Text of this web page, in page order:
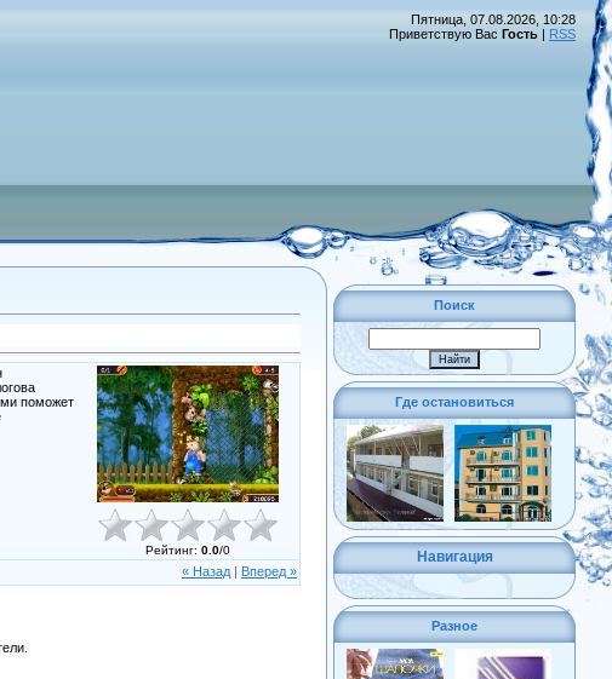
Пятница, 07.08.2026, 10:28
Приветствую Вас Гость | RSS
поможет
Рейтинг: 0.0/0
« Назад Вперед »
Поиск
Где остановиться
Навигация
Разное